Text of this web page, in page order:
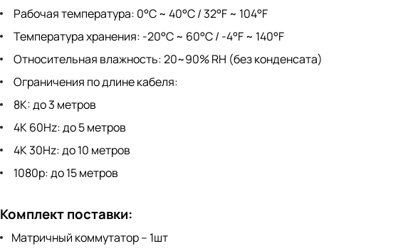
Рабочая температура: 0°C ~ 40°C / 32°F ~ 104°F
Температура хранения: -20°C ~ 60°C / -4°F ~ 140°F
Относительная влажность: 20~90% RH (без конденсата)
Ограничения по длине кабеля:
8K: до 3 метров
4K 60Hz: до 5 метров
4K 30Hz: до 10 метров
1080p: до 15 метров
Комплект поставки:
Матричный коммутатор – 1шт